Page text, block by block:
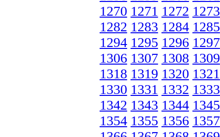
1270 1271 1272 1273
1282 1283 1284 1285
1294 1295 1296 1297
1306 1307 1308 1309
1318 1319 1320 1321
1330 1331 1332 1333
1342 1343 1344 1345
1354 1355 1356 1357